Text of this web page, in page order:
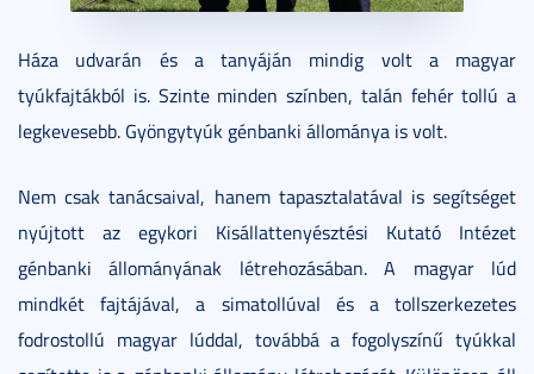
Háza udvarán és a tanyáján mindig volt a magyar
tyúkfajtákból is. Szinte minden színben, talán fehér tollú a
legkevesebb. Gyöngytyúk génbanki állománya is volt.
Nem csak tanácsaival, hanem tapasztalatával is segítséget
nyújtott az egykori Kisállattenyésztési Kutató Intézet
génbanki állományának létrehozásában. A magyar lúd
mindkét fajtájával, a simatollúval és a tollszerkezetes
fodrostollú magyar lúddal, továbbá a fogolyszínű tyúkkal